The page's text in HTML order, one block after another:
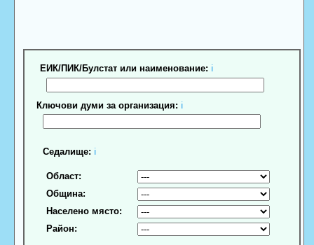
ЕИК/ПИК/Булстат или наименование: ℹ
Ключови думи за организация: ℹ
Седалище: ℹ
Област:
Община:
Населено място:
Район: